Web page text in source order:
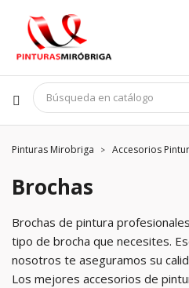
Pinturas Mirobriga Accesorios
Brochas
Brochas de pintura
tipo de brocha que necesites.
nosotros te aseguramos su
Los mejores accesorios de